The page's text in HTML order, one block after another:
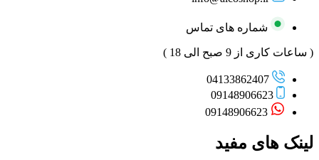
شماره های تماس
( ساعات کاری از 9 صبح الی 18 )
04133862407
09148906623
09148906623
لینک های مفید